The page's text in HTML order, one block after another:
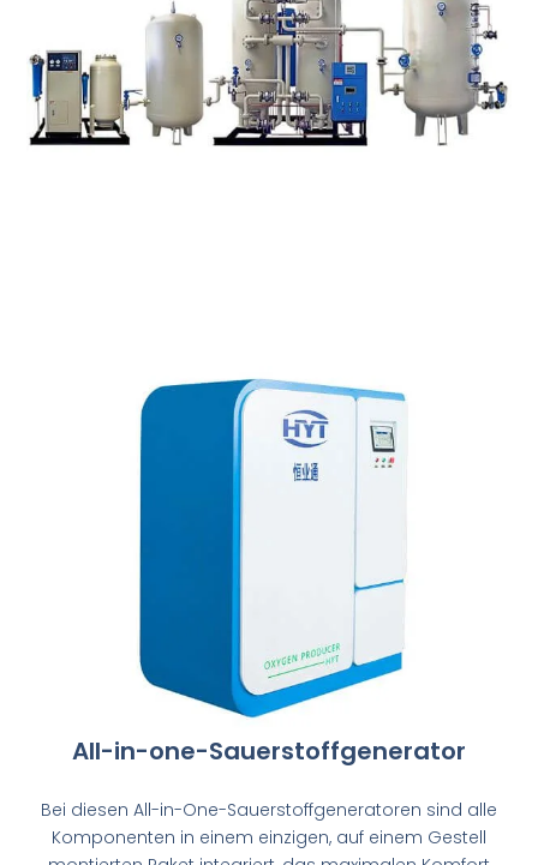
All-in-one-Sauerstoffgenerator
Bei diesen All-in-One-Sauerstoffgeneratoren sind alle
Komponenten in einem einzigen, auf einem Gestell